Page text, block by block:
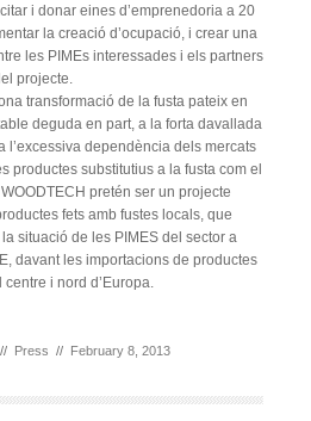
i donar eines d’emprenedoria a 20
la creació d’ocupació, i crear una
les PIMEs interessades i els partners
projecte.
transformació de la fusta pateix en
deguda en part, a la forta davallada
l’excessiva dependència dels mercats
productes substitutius a la fusta com el
pretén ser un projecte
fets amb fustes locals, que
situació de les PIMES del sector a
davant les importacions de productes
i nord d’Europa.
// Press // February 8, 2013